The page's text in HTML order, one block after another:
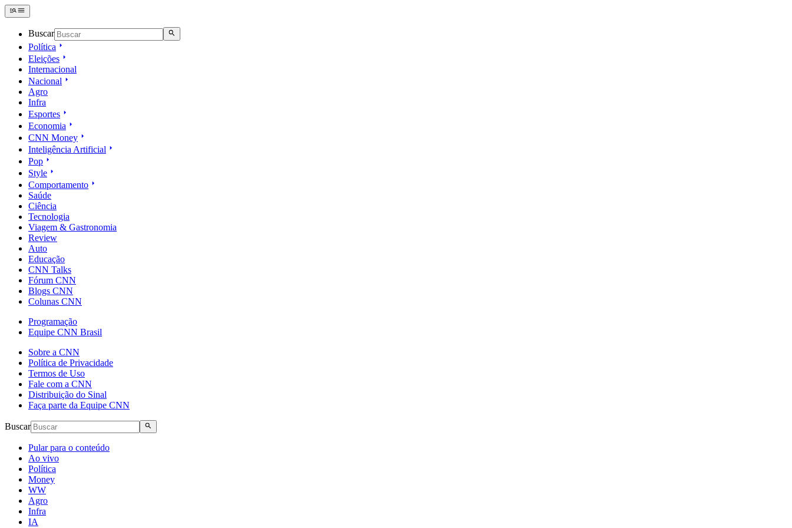
Buscar
Política
Eleições
Internacional
Nacional
Agro
Infra
Esportes
Economia
CNN Money
Inteligência Artificial
Pop
Style
Comportamento
Saúde
Ciência
Tecnologia
Viagem & Gastronomia
Review
Auto
Educação
CNN Talks
Fórum CNN
Blogs CNN
Colunas CNN
Programação
Equipe CNN Brasil
Sobre a CNN
Política de Privacidade
Termos de Uso
Fale com a CNN
Distribuição do Sinal
Faça parte da Equipe CNN
Buscar
Pular para o conteúdo
Ao vivo
Política
Money
WW
Agro
Infra
IA